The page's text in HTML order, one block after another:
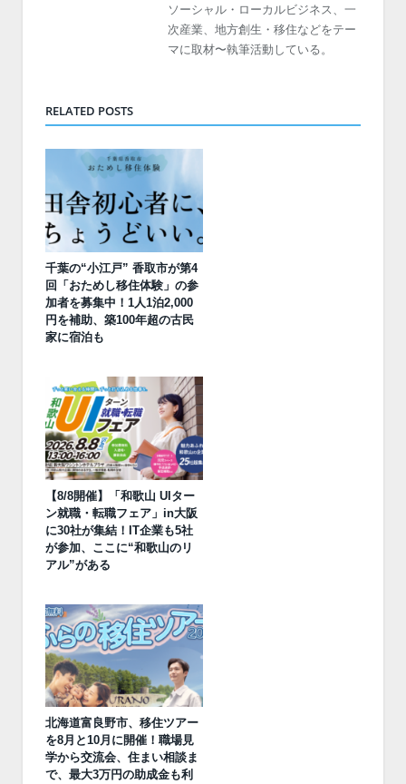
ソーシャル・ローカルビジネス、一
次産業、地方創生・移住などをテー
マに取材〜執筆活動している。
RELATED POSTS
千葉の“小江戸” 香取市が第4
回「おためし移住体験」の参
加者を募集中！1人1泊2,000
円を補助、築100年超の古民
家に宿泊も
【8/8開催】「和歌山 UIター
ン就職・転職フェア」in大阪
に30社が集結！IT企業も5社
が参加、ここに“和歌山のリ
アル”がある
北海道富良野市、移住ツアー
を8月と10月に開催！職場見
学から交流会、住まい相談ま
で、最大3万円の助成金も利